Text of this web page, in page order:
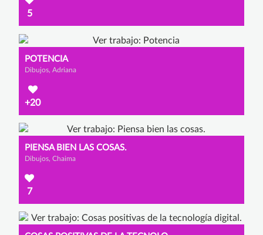
5
POTENCIA
Dibujos, Adriana
+20
PIENSA BIEN LAS COSAS.
Dibujos, Chaima
7